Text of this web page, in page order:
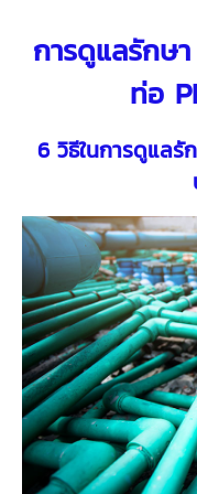
การดูแลรักษ
ท่อ
6 วิธีในการดูแลรั